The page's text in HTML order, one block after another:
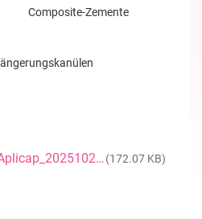
Composite-Zemente
SDB_Relyx_Unicem_Aplicap_20251023_DE(172.07 KB)